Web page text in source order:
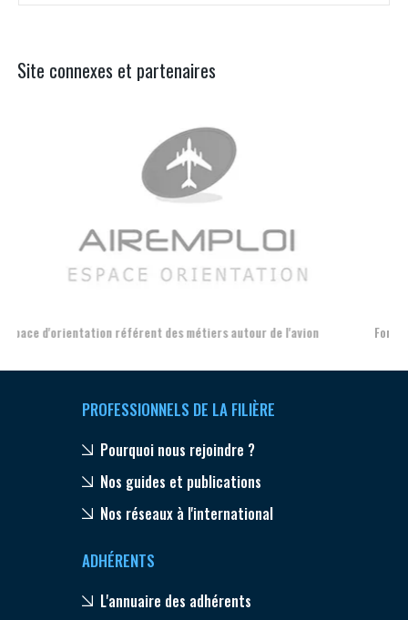
Site connexes et partenaires
Formation et l'insertion de personnes en situation de handicap
PROFESSIONNELS DE LA FILIÈRE
Pourquoi nous rejoindre ?
Nos guides et publications
Nos réseaux à l'international
ADHÉRENTS
L'annuaire des adhérents